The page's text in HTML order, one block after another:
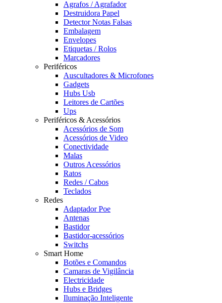
Agrafos / Agrafador
Destruidora Papel
Detector Notas Falsas
Embalagem
Envelopes
Etiquetas / Rolos
Marcadores
Periféricos
Auscultadores & Microfones
Gadgets
Hubs Usb
Leitores de Cartões
Ups
Periféricos & Acessórios
Acessórios de Som
Acessórios de Video
Conectividade
Malas
Outros Acessórios
Ratos
Redes / Cabos
Teclados
Redes
Adaptador Poe
Antenas
Bastidor
Bastidor-acessórios
Switchs
Smart Home
Botões e Comandos
Camaras de Vigilância
Electricidade
Hubs e Bridges
Iluminação Inteligente